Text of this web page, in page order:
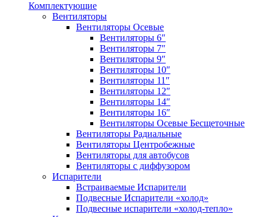
Комплектующие
Вентиляторы
Вентиляторы Осевые
Вентиляторы 6″
Вентиляторы 7″
Вентиляторы 9″
Вентиляторы 10″
Вентиляторы 11″
Вентиляторы 12″
Вентиляторы 14″
Вентиляторы 16″
Вентиляторы Осевые Бесщеточные
Вентиляторы Радиальные
Вентиляторы Центробежные
Вентиляторы для автобусов
Вентиляторы с диффузором
Испарители
Встраиваемые Испарители
Подвесные Испарители «холод»
Подвесные испарители «холод-тепло»